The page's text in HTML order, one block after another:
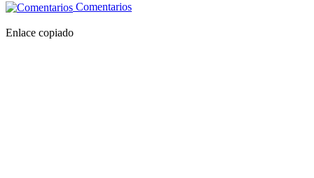
Comentarios
Enlace copiado